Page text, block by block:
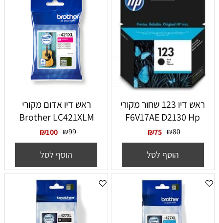
ראש דיו 123 שחור מקורי
F6V17AE D2130 Hp
₪80
₪75
הוסף לסל
‏ראש דיו אדום מקורי
Brother LC421XLM
₪99
₪100
הוסף לסל